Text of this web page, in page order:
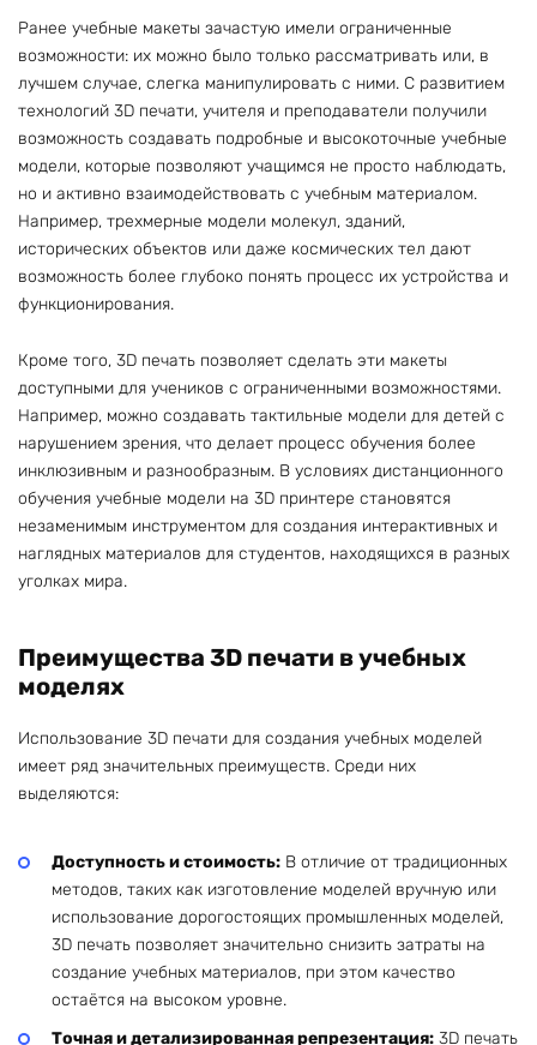
Ранее учебные макеты зачастую имели ограниченные
возможности: их можно было только рассматривать или, в
лучшем случае, слегка манипулировать с ними. С развитием
технологий 3D печати, учителя и преподаватели получили
возможность создавать подробные и высокоточные учебные
модели, которые позволяют учащимся не просто наблюдать,
но и активно взаимодействовать с учебным материалом.
Например, трехмерные модели молекул, зданий,
исторических объектов или даже космических тел дают
возможность более глубоко понять процесс их устройства и
функционирования.
Кроме того, 3D печать позволяет сделать эти макеты
доступными для учеников с ограниченными возможностями.
Например, можно создавать тактильные модели для детей с
нарушением зрения, что делает процесс обучения более
инклюзивным и разнообразным. В условиях дистанционного
обучения учебные модели на 3D принтере становятся
незаменимым инструментом для создания интерактивных и
наглядных материалов для студентов, находящихся в разных
уголках мира.
Преимущества 3D печати в учебных
моделях
Использование 3D печати для создания учебных моделей
имеет ряд значительных преимуществ. Среди них
выделяются:
Доступность и стоимость: В отличие от традиционных
методов, таких как изготовление моделей вручную или
использование дорогостоящих промышленных моделей,
3D печать позволяет значительно снизить затраты на
создание учебных материалов, при этом качество
остаётся на высоком уровне.
Точная и детализированная репрезентация: 3D печать